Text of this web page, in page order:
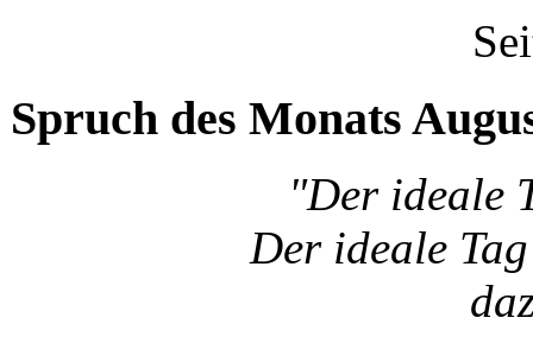
Spruch des Monats
"Der ideale
Der ideale